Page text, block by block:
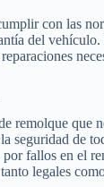
con las
del vehículo.
remolque que
seguridad de
fallos en el
legales